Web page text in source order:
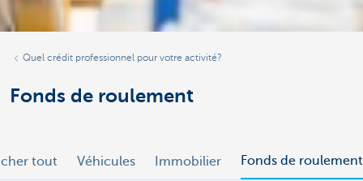
Quel crédit professionnel pour votre activité?
Fonds de roulement
tout Véhicules Immobilier Fonds de roulement